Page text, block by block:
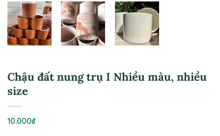
Chậu đất nung trụ I Nhiều màu, nhiều
size
10.000₫